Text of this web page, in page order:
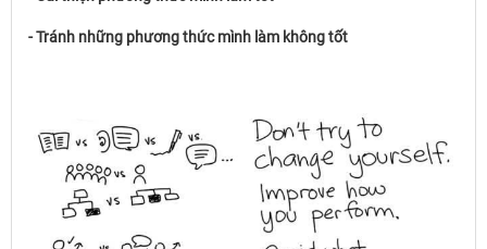
- Tránh những phương thức mình làm không tốt